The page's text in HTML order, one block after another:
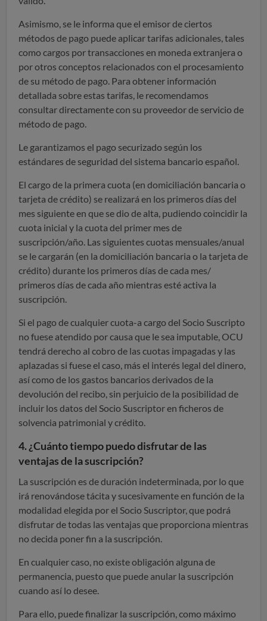
Asimismo, se le informa que el emisor de ciertos
métodos de pago puede aplicar tarifas adicionales, tales
como cargos por transacciones en moneda extranjera o
por otros conceptos relacionados con el procesamiento
de su método de pago. Para obtener información
detallada sobre estas tarifas, le recomendamos
consultar directamente con su proveedor de servicio de
método de pago.
Le garantizamos el pago securizado según los
estándares de seguridad del sistema bancario español.
El cargo de la primera cuota (en domiciliación bancaria o
tarjeta de crédito) se realizará en los primeros días del
mes siguiente en que se dio de alta, pudiendo coincidir la
cuota inicial y la cuota del primer mes de
suscripción/año. Las siguientes cuotas mensuales/anual
se le cargarán (en la domiciliación bancaria o la tarjeta de
crédito) durante los primeros días de cada mes/
primeros días de cada año mientras esté activa la
suscripción.
Si el pago de cualquier cuota-a cargo del Socio Suscripto
no fuese atendido por causa que le sea imputable, OCU
tendrá derecho al cobro de las cuotas impagadas y las
aplazadas si fuese el caso, más el interés legal del dinero,
así como de los gastos bancarios derivados de la
devolución del recibo, sin perjuicio de la posibilidad de
incluir los datos del Socio Suscriptor en ficheros de
solvencia patrimonial y crédito.
4. ¿Cuánto tiempo puedo disfrutar de las
ventajas de la suscripción?
La suscripción es de duración indeterminada, por lo que
irá renovándose tácita y sucesivamente en función de la
modalidad elegida por el Socio Suscriptor, que podrá
disfrutar de todas las ventajas que proporciona mientras
no decida poner fin a la suscripción.
En cualquier caso, no existe obligación alguna de
permanencia, puesto que puede anular la suscripción
cuando así lo desee.
Para ello, puede finalizar la suscripción, como máximo